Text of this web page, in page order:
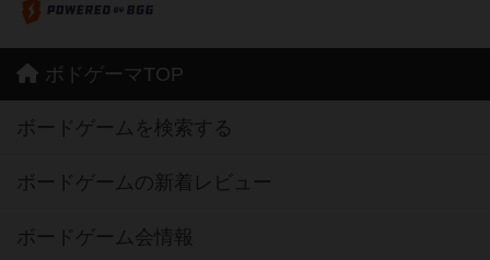
ボドゲーマTOP
ボードゲームを検索する
ボードゲームの新着レビュー
ボードゲーム会情報